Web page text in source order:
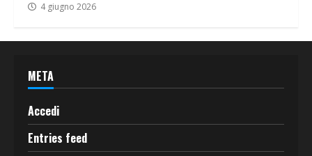
4 giugno 2026
META
Accedi
Entries feed